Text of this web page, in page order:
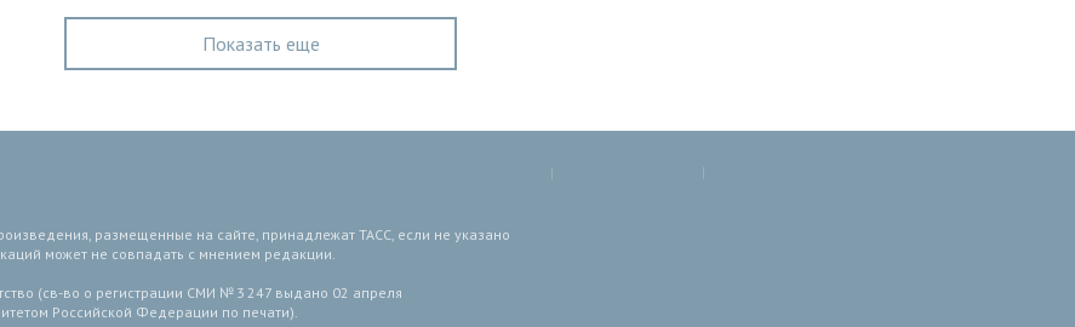
Показать еще
размещенные на сайте, принадлежат ТАСС, если не указано
может не совпадать с мнением редакции.
(св-во о регистрации СМИ № 3 247 выдано 02 апреля
Российской Федерации по печати).